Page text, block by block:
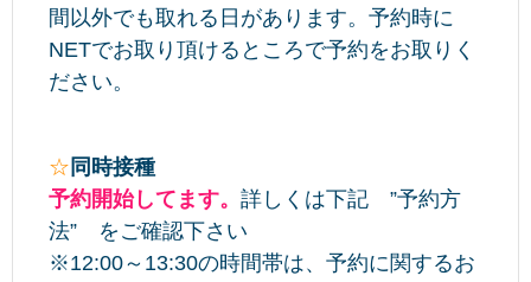
間以外でも取れる日があります。予約時に
NETでお取り頂けるところで予約をお取りく
ださい。
☆ 同時接種
予約開始してます。 詳しくは下記 ”予約方
法” をご確認下さい
※12:00～13:30の時間帯は、予約に関するお